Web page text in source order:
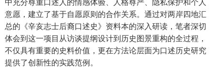
意愿，建立了基于自愿原则的合作关系。通过对两岸四地汇
总的《辛亥志士后裔口述史》资料本的深入研读，笔者深切
体会到这一项目从访谈提纲设计到历史图景重构的全过程，
不仅具有重要的史料价值，更在方法论层面为口述历史研究
提供了创新性的实践范例。